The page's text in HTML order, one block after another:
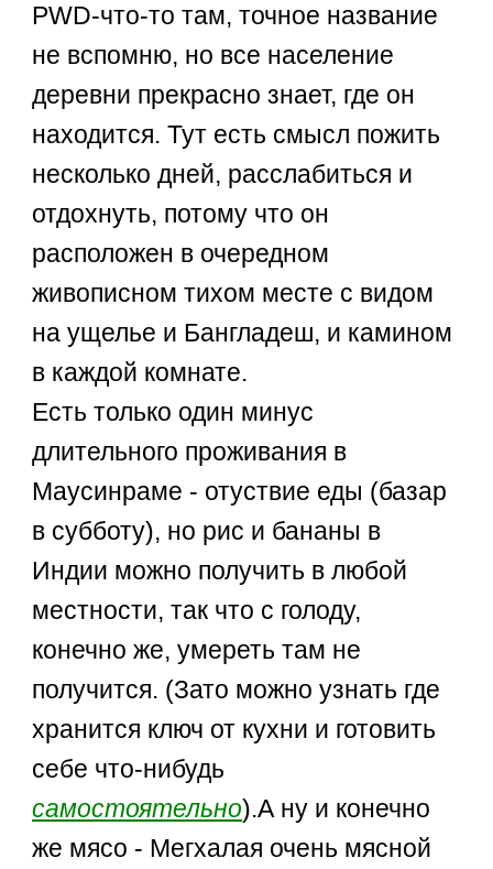
PWD-что-то там, точное название
не вспомню, но все население
деревни прекрасно знает, где он
находится. Тут есть смысл пожить
несколько дней, расслабиться и
отдохнуть, потому что он
расположен в очередном
живописном тихом месте с видом
на ущелье и Бангладеш, и камином
в каждой комнате.
Есть только один минус
длительного проживания в
Маусинраме - отуствие еды (базар
в субботу), но рис и бананы в
Индии можно получить в любой
местности, так что с голоду,
конечно же, умереть там не
получится. (Зато можно узнать где
хранится ключ от кухни и готовить
себе что-нибудь
самостоятельно).А ну и конечно
же мясо - Мегхалая очень мясной